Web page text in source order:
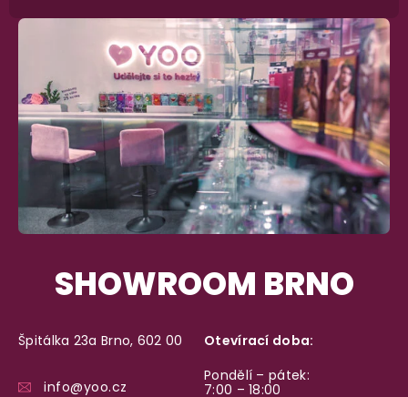
Garance vrácení peněz
Máte30 dnína bezplatné vrácení zboží
SHOWROOM BRNO
Špitálka 23a Brno, 602 00
info@yoo.cz
Otevírací doba:
Pondělí – pátek:
7:00 – 18:00